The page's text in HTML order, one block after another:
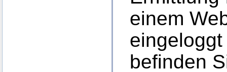
einem
befinden